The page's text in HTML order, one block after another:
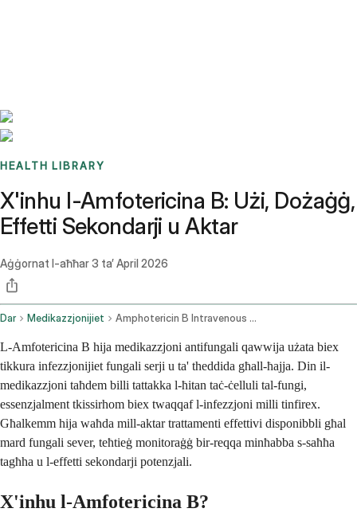
HEALTH LIBRARY
X'inhu l-Amfotericina B: Użi, Dożaġġ,
Effetti Sekondarji u Aktar
Aġġornat l-aħħar3 ta’ April 2026
Dar Medikazzjonijiet Amphotericin B Intravenous Route Injection Route
L-Amfotericina B hija medikazzjoni antifungali qawwija użata biex
tikkura infezzjonijiet fungali serji u ta' theddida għall-ħajja. Din il-
medikazzjoni taħdem billi tattakka l-ħitan taċ-ċelluli tal-fungi,
essenzjalment tkissirhom biex twaqqaf l-infezzjoni milli tinfirex.
Għalkemm hija waħda mill-aktar trattamenti effettivi disponibbli għal
mard fungali sever, teħtieġ monitoraġġ bir-reqqa minħabba s-saħħa
tagħha u l-effetti sekondarji potenzjali.
X'inhu l-Amfotericina B?